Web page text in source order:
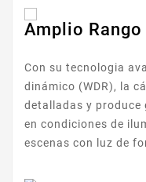
Amplio
Con su tecnologia
dinámico (WDR), la
detalladas y produce
en condiciones de
escenas con luz de